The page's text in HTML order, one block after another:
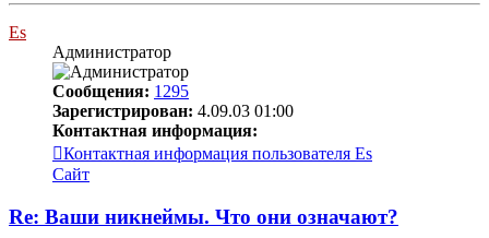
Es
Администратор
Сообщения: 1295
Зарегистрирован: 4.09.03 01:00
Контактная информация:
Контактная информация пользователя Es
Сайт
Re: Ваши никнеймы. Что они означают?